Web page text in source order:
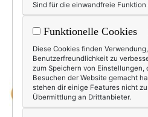
Sind für die einwandfreie
Funktionelle Cookies
Diese Cookies finden
Benutzerfreundlichkeit zu
zum Speichern von Einstellungen,
Besuchen der Website gemacht
stehen dir einige Features nicht
Übermittlung an Drittanbieter.